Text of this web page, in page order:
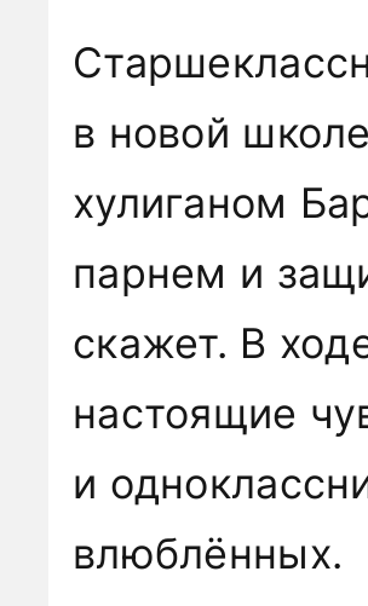
в новой
хулиганом
парнем и
скажет. В
настоящие
и
влюблённых.